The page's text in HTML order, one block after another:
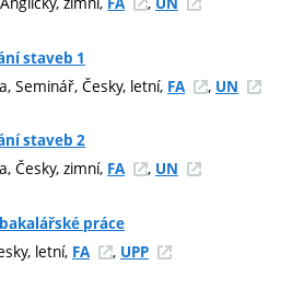
staveb 1
Seminář, Česky, letní, FA , UN
staveb 2
Česky, zimní, FA , UN
práce
letní, FA , UPP